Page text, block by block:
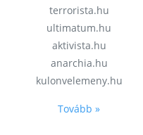
terrorista.hu
ultimatum.hu
aktivista.hu
anarchia.hu
kulonvelemeny.hu
Tovább »